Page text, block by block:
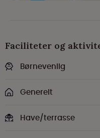
Faciliteter og
Børnevenlig
Generelt
Have/terrasse